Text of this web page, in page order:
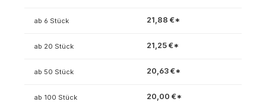
ab 6 Stück 21,88 €*
ab 20 Stück 21,25 €*
ab 50 Stück 20,63 €*
ab 100 Stück 20,00 €*